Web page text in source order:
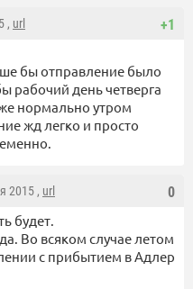
+1
, url
бы отправление было
рабочий день четверга
нормально утром
жд легко и просто
0
2015 , url
будет.
Во всяком случае летом
с прибытием в Адлер